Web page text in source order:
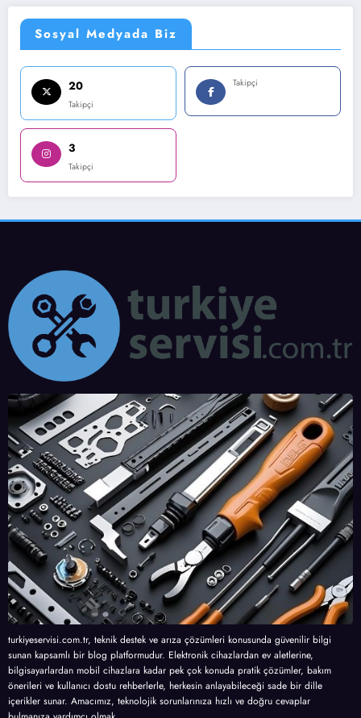
Sosyal Medyada Biz
20
Takipçi
Takipçi
3
Takipçi
turkiyeservisi.com.tr, teknik destek ve arıza çözümleri konusunda güvenilir bilgi
sunan kapsamlı bir blog platformudur. Elektronik cihazlardan ev aletlerine,
bilgisayarlardan mobil cihazlara kadar pek çok konuda pratik çözümler, bakım
önerileri ve kullanıcı dostu rehberlerle, herkesin anlayabileceği sade bir dille
içerikler sunar. Amacımız, teknolojik sorunlarınıza hızlı ve doğru cevaplar